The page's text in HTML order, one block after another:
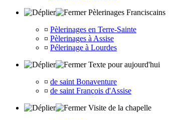
Pèlerinages Franciscains
¤ Pèlerinages en Terre-Sainte
¤ Pèlerinages à Assise
¤ Pélerinage à Lourdes
Texte pour aujourd'hui
¤ de saint Bonaventure
¤ de saint François d'Assise
Visite de la chapelle